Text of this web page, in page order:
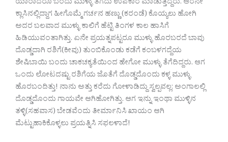
ಯಾರಾದರೂ ಬಂದು ಮುಳ್ಳು ತೆಗೆದು ಉಪಕಾರ ಮಾಡುತ್ತಿದ್ದರು. ಆರನೇ
ಕ್ಲಾಸಿನಲ್ಲಿದ್ದಾಗ ಹೀಗೊಮ್ಮೆ ಗರ್ಚನ ಹಣ್ಣು (ಕರಂಡೆ) ಕೊಯ್ಯಲು ಹೋಗಿ
ಅದರ ಬಲವಾದ ಮುಳ್ಳು ಕಾಲಿಗೆ ಹೆಟ್ಟಿ ತಿಂಗಳ ಕಾಲ ಹಾಸಿಗೆ
ಹಿಡಿಯುವಂತಾಗಿತ್ತು. ಏನೇ ಪ್ರಯತ್ನಪಟ್ಟರೂ ಮುಳ್ಳು ಹೊರಬರದೆ ಬಾವು
ದೊಡ್ಡದಾಗಿ ರಶಿಗೆ(ಕೀವು) ತುಂಬಿಕೊಂಡು ಕಡೆಗೆ ಕಂಬಳಗದ್ದೆಯ
ಶೇಷಿಬಾಯಿ ಬಂದು ಚಾಕಚಕ್ಯತೆಯಿಂದ ಹೇಗೋ ಮುಳ್ಳು ತೆಗೆದಿದ್ದರು. ಆಗ
ಒಂದು ಲೋಟದಷ್ಟು ರಶಿಗೆಯ ಜೊತೆಗೆ ದೊಡ್ಡದೊಂದು ಕಳ್ಳ ಮುಳ್ಳು
ಹೊರಬಂದಿತ್ತು! ನಾನು ಅತ್ತು ಕರೆದು ಗೋಳಾಡಿದ್ದು ಸ್ವಲ್ಪವಲ್ಲ; ಅಂಗಾಲಲ್ಲಿ
ದೊಡ್ಡದೊಂದು ಗಾಯವೇ ಆಗಿಹೋಗಿತ್ತು. ಆಗ ಇನ್ನು ಇಂಥಾ ಮುಳ್ಳಿನ
ತಳ್ಳಿ(ಸಹವಾಸ) ಬೇಡವೆಂದು ತೀರ್ಮಾನಿಸಿ ಖಾಯಂ ಆಗಿ
ಮೆಟ್ಟುಹಾಕಿಕೊಳ್ಳಲು ಪ್ರಯತ್ನಿಸಿ ಸಫಲಳಾದೆ!